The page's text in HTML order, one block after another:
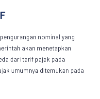
nominal yang
akan menetapkan
dari tarif pajak pada
umumnya ditemukan pada